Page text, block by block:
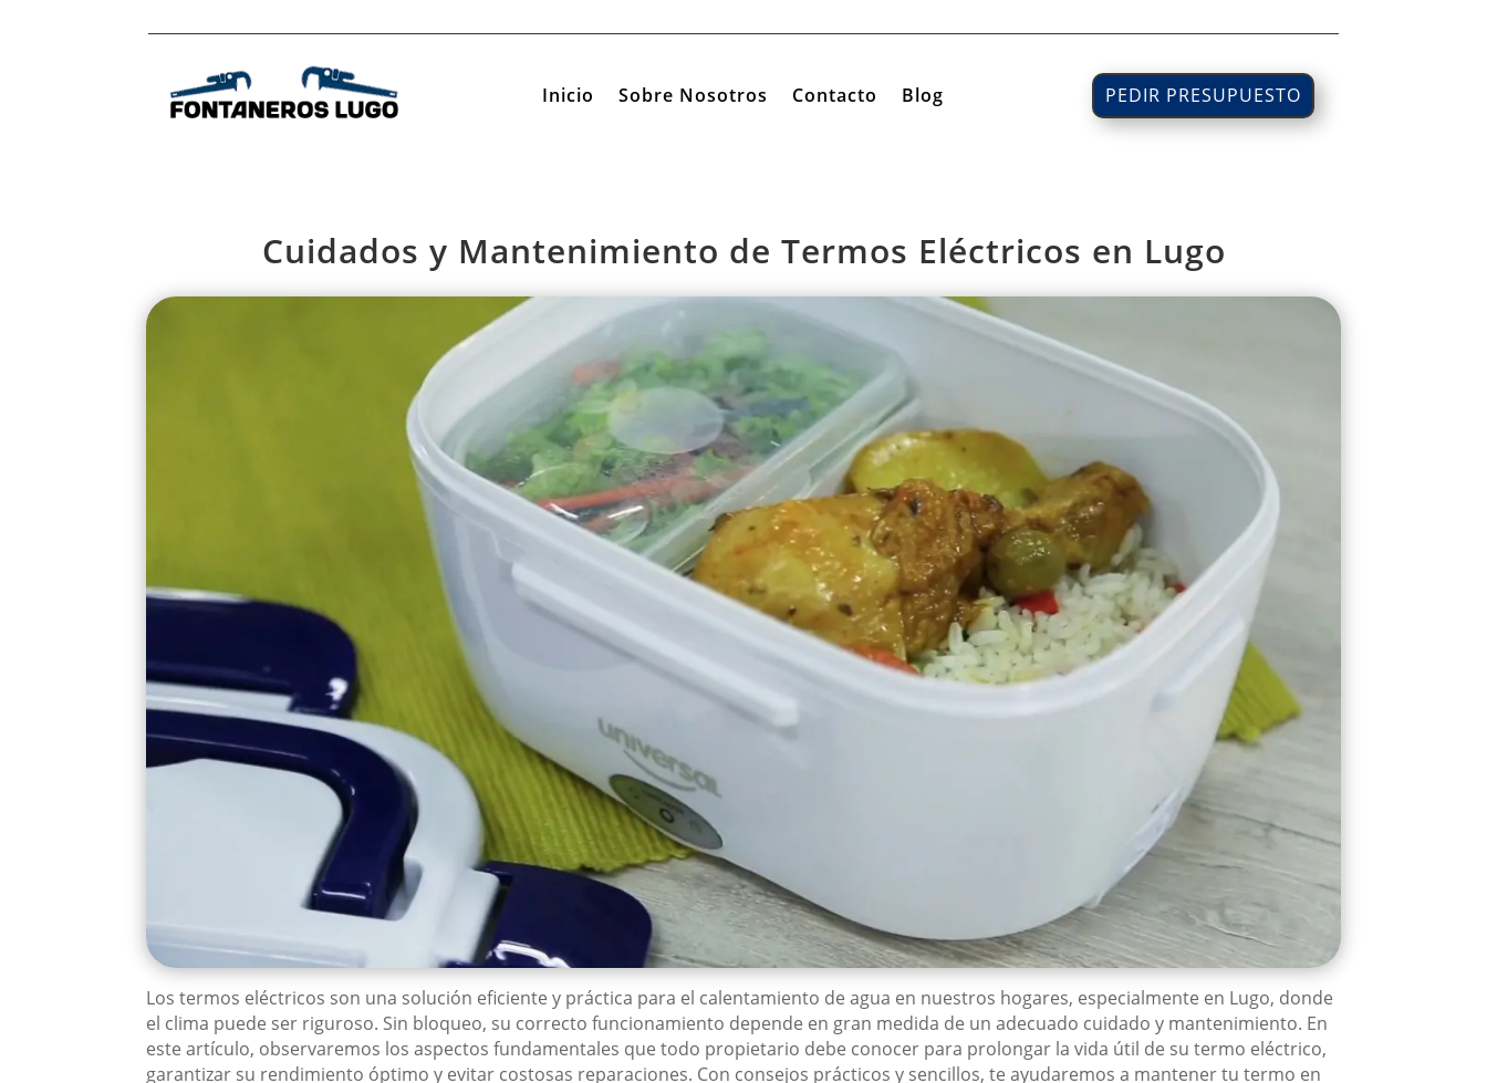
Inicio Sobre Nosotros Contacto Blog PEDIR PRESUPUESTO
Cuidados y Mantenimiento de Termos Eléctricos en Lugo
Los termos eléctricos son una solución eficiente y práctica para el calentamiento de agua en nuestros hogares, especialmente en Lugo, donde
el clima puede ser riguroso. Sin bloqueo, su correcto funcionamiento depende en gran medida de un adecuado cuidado y mantenimiento. En
este artículo, observaremos los aspectos fundamentales que todo propietario debe conocer para prolongar la vida útil de su termo eléctrico,
garantizar su rendimiento óptimo y evitar costosas reparaciones. Con consejos prácticos y sencillos, te ayudaremos a mantener tu termo en